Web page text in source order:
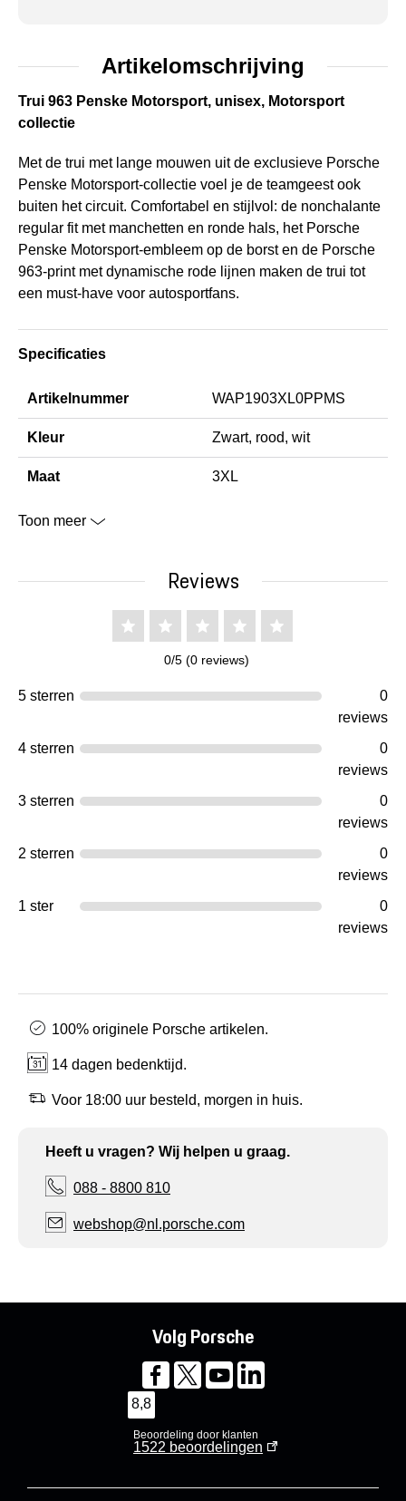
Artikelomschrijving
Trui 963 Penske Motorsport, unisex, Motorsport
collectie
Met de trui met lange mouwen uit de exclusieve Porsche
Penske Motorsport-collectie voel je de teamgeest ook
buiten het circuit. Comfortabel en stijlvol: de nonchalante
regular fit met manchetten en ronde hals, het Porsche
Penske Motorsport-embleem op de borst en de Porsche
963-print met dynamische rode lijnen maken de trui tot
een must-have voor autosportfans.
Specificaties
Artikelnummer WAP1903XL0PPMS
Kleur Zwart, rood, wit
Maat 3XL
Toon meer
Reviews
0/5 (0 reviews)
5 sterren
0
reviews
4 sterren
0
reviews
3 sterren
0
reviews
2 sterren
0
reviews
1 ster
0
reviews
100% originele Porsche artikelen.
14 dagen bedenktijd.
Voor 18:00 uur besteld, morgen in huis.
Heeft u vragen? Wij helpen u graag.
088 - 8800 810
webshop@nl.porsche.com
Volg Porsche
8,8
Beoordeling door klanten
1522 beoordelingen